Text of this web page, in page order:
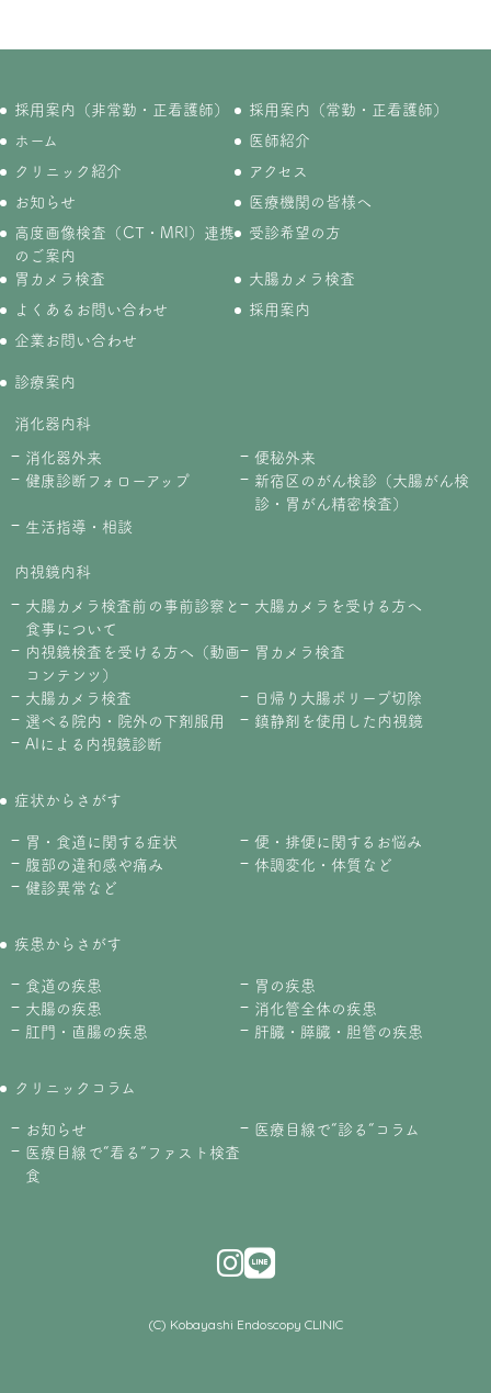
採用案内（非常勤・正看護師）
採用案内（常勤・正看護師）
ホーム
医師紹介
クリニック紹介
アクセス
お知らせ
医療機関の皆様へ
高度画像検査（CT・MRI）連携
のご案内
受診希望の方
胃カメラ検査
大腸カメラ検査
よくあるお問い合わせ
採用案内
企業お問い合わせ
診療案内
消化器内科
消化器外来
便秘外来
健康診断フォローアップ
新宿区のがん検診（大腸がん検
診・胃がん精密検査）
生活指導・相談
内視鏡内科
大腸カメラ検査前の事前診察と
食事について
大腸カメラを受ける方へ
内視鏡検査を受ける方へ（動画
コンテンツ）
胃カメラ検査
大腸カメラ検査
日帰り大腸ポリープ切除
選べる院内・院外の下剤服用
鎮静剤を使用した内視鏡
AIによる内視鏡診断
症状からさがす
胃・食道に関する症状
便・排便に関するお悩み
腹部の違和感や痛み
体調変化・体質など
健診異常など
疾患からさがす
食道の疾患
胃の疾患
大腸の疾患
消化管全体の疾患
肛門・直腸の疾患
肝臓・膵臓・胆管の疾患
クリニックコラム
お知らせ
医療目線で”診る”コラム
医療目線で”看る”ファスト検査
食
(C) Kobayashi Endoscopy CLINIC